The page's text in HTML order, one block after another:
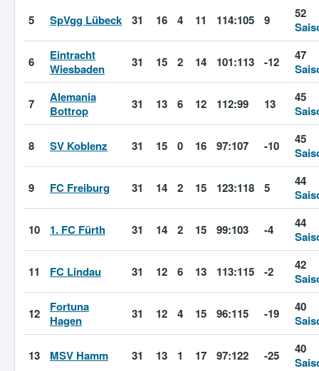
5 SpVgg Lübeck 31 16 4 11 114:105 9
52
6
Eintracht
Wiesbaden
31 15 2 14 101:113 -12
47
7
Alemania
Bottrop
31 13 6 12 112:99 13
45
8 SV Koblenz 31 15 0 16 97:107 -10
45
9 FC Freiburg 31 14 2 15 123:118 5
44
10 1. FC Fürth 31 14 2 15 99:103 -4
44
11 FC Lindau 31 12 6 13 113:115 -2
42
12
Fortuna
Hagen
31 12 4 15 96:115 -19
40
13 MSV Hamm 31 13 1 17 97:122 -25
40